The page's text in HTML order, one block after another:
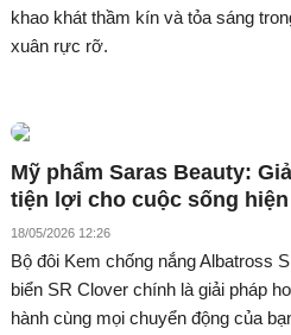
khao khát thầm kín và tỏa sáng
xuân rực rỡ.
Mỹ phẩm Saras Beauty:
tiện lợi cho cuộc sống
18/05/2026 12:26
Bộ đôi Kem chống nắng Albatross
biển SR Clover chính là giải pháp
hành cùng mọi chuyển động của